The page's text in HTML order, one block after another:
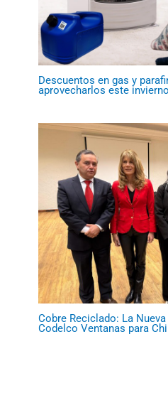
Descuentos en gas y
aprovecharlos este
Cobre Reciclado: La
Codelco Ventanas para